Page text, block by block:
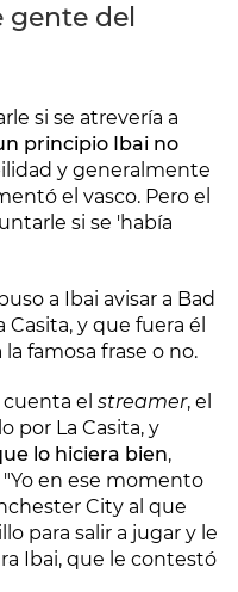
gente del
si se atrevería a
principio Ibai no
y generalmente
el vasco. Pero el
si se 'había
a Ibai avisar a Bad
y que fuera él
famosa frase o no.
el streamer, el
por La Casita, y
lo hiciera bien,
en ese momento
City al que
para salir a jugar y le
Ibai, que le contestó